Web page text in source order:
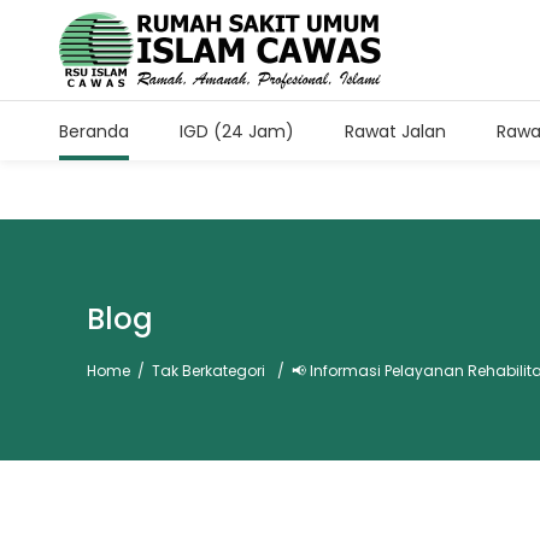
Jam Kunjung Pasien
Beranda IGD (24 Jam) Rawat Jalan
Blog
Home / Tak Berkategori / 📢 Informasi Pelayanan